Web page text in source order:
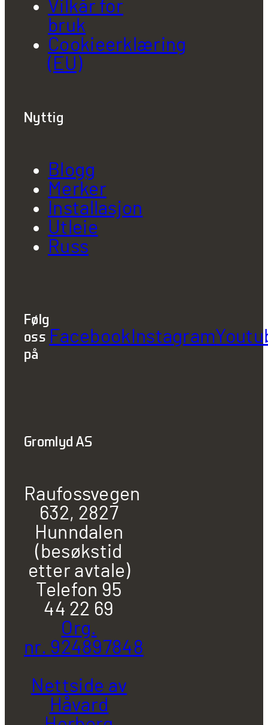
Vilkår for
bruk
Cookieerklæring
(EU)
Nyttig
Blogg
Merker
Installasjon
Utleie
Russ
Følg
oss
på
Facebook Instagram
Gromlyd AS
Raufossvegen
632, 2827
Hunndalen
(besøkstid
etter avtale)
Telefon 95
44 22 69
Org.
nr. 924897848
Nettside av
Håvard